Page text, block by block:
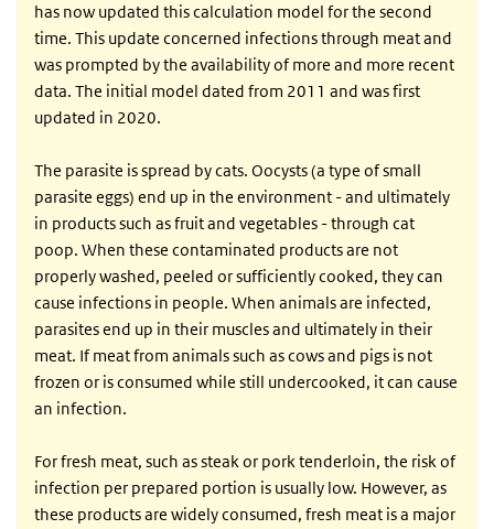
has now updated this calculation model for the second
time. This update concerned infections through meat and
was prompted by the availability of more and more recent
data. The initial model dated from 2011 and was first
updated in 2020.
The parasite is spread by cats. Oocysts (a type of small
parasite eggs) end up in the environment - and ultimately
in products such as fruit and vegetables - through cat
poop. When these contaminated products are not
properly washed, peeled or sufficiently cooked, they can
cause infections in people. When animals are infected,
parasites end up in their muscles and ultimately in their
meat. If meat from animals such as cows and pigs is not
frozen or is consumed while still undercooked, it can cause
an infection.
For fresh meat, such as steak or pork tenderloin, the risk of
infection per prepared portion is usually low. However, as
these products are widely consumed, fresh meat is a major